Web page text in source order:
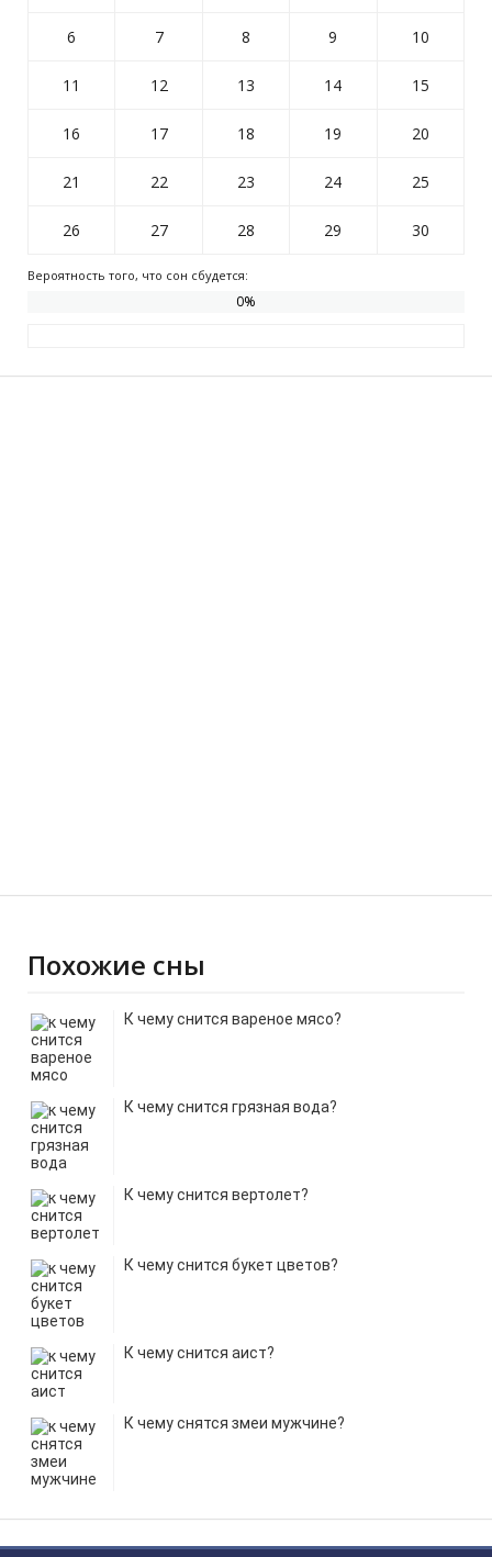
6 7 8 9 10
11 12 13 14 15
16 17 18 19 20
21 22 23 24 25
26 27 28 29 30
Вероятность того, что сон сбудется:
0%
Похожие сны
К чему снится вареное мясо?
К чему снится грязная вода?
К чему снится вертолет?
К чему снится букет цветов?
К чему снится аист?
К чему снятся змеи мужчине?